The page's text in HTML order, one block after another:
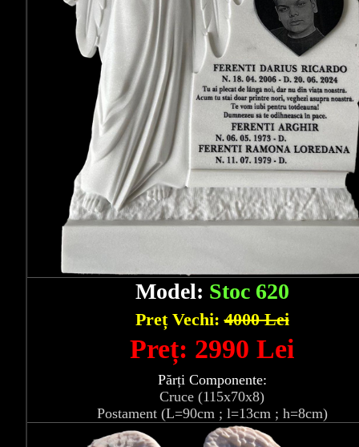
Model: Stoc 620
Preț Vechi:4000 Lei
Preț: 2990 Lei
Părți Componente:
Cruce (115x70x8)
Postament (L=90cm ; l=13cm ; h=8cm)